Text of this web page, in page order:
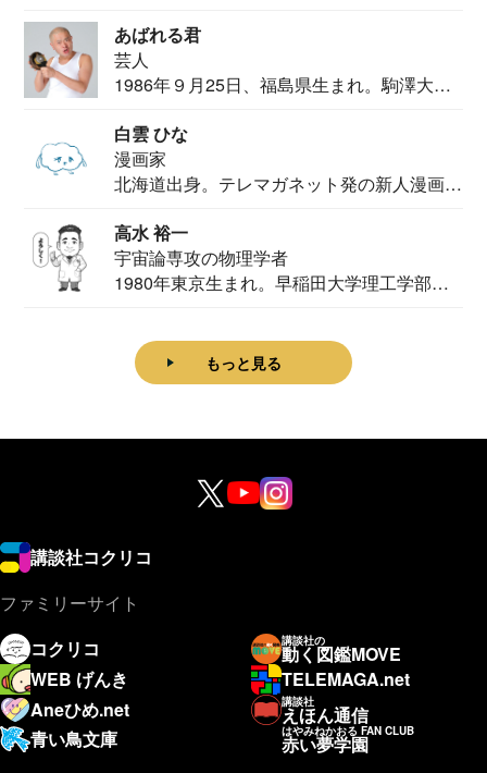
あばれる君
芸人
1986年９月25日、福島県生まれ。駒澤大学
白雲 ひな
漫画家
北海道出身。テレマガネット発の新人漫画
高水 裕一
宇宙論専攻の物理学者
1980年東京生まれ。早稲田大学理工学部物
もっと見る
講談社コクリコ
ファミリーサイト
コクリコ
講談社の
動く図鑑MOVE
WEB げんき
TELEMAGA.net
Aneひめ.net
講談社
えほん通信
青い鳥文庫
はやみねかおる FAN CLUB
赤い夢学園